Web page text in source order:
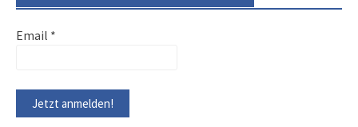
Email *